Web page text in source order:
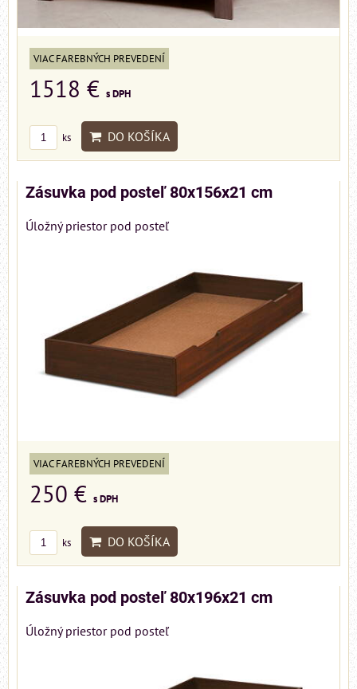
VIAC FAREBNÝCH PREVEDENÍ
1518 € s DPH
ks DO KOŠÍKA
Zásuvka pod posteľ 80x156x21 cm
Úložný priestor pod posteľ
VIAC FAREBNÝCH PREVEDENÍ
250 € s DPH
ks DO KOŠÍKA
Zásuvka pod posteľ 80x196x21 cm
Úložný priestor pod posteľ